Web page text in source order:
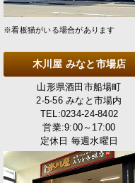
※看板猫がいる場合があります
木川屋 みなと市場店
山形県酒田市船場町
2-5-56 みなと市場内
TEL:0234-24-8402
営業:9:00～17:00
定休日 毎週水曜日